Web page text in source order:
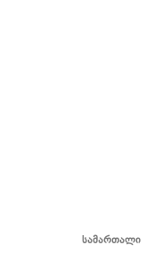
სამართალი